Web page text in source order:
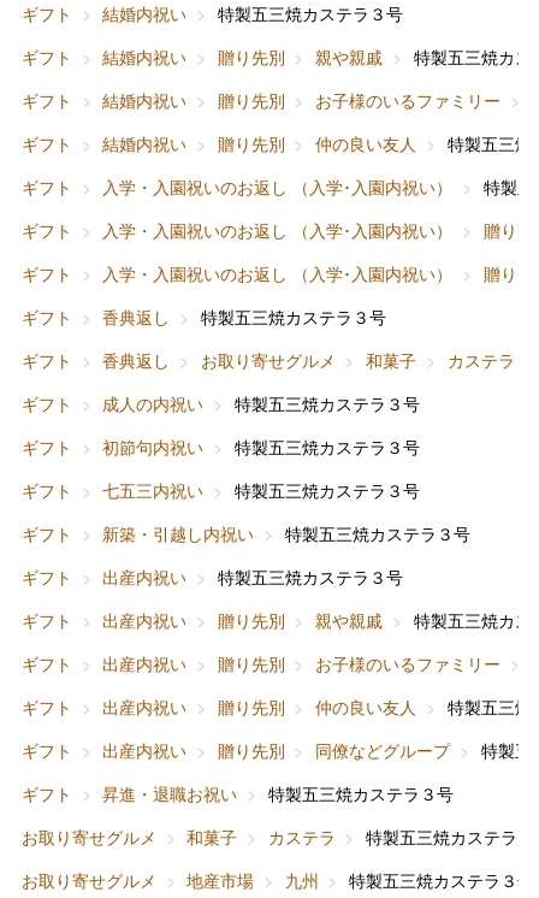
ギフト
結婚内祝い
特製五三焼カステラ３号
ギフト
結婚内祝い 贈り先別 親や親戚
特製五三焼カス
ギフト
結婚内祝い 贈り先別 お子様のいるファミリー
ギフト
結婚内祝い 贈り先別 仲の良い友人
特製五三焼
ギフト
入学・入園祝いのお返し （入学･入園内祝い）
特製
ギフト
入学・入園祝いのお返し （入学･入園内祝い）
贈り先
ギフト
入学・入園祝いのお返し （入学･入園内祝い）
贈り先
ギフト
香典返し
特製五三焼カステラ３号
ギフト
香典返し お取り寄せグルメ 和菓子
カステラ
ギフト
成人の内祝い
特製五三焼カステラ３号
ギフト
初節句内祝い
特製五三焼カステラ３号
ギフト
七五三内祝い
特製五三焼カステラ３号
ギフト
新築・引越し内祝い
特製五三焼カステラ３号
ギフト
出産内祝い
特製五三焼カステラ３号
ギフト
出産内祝い 贈り先別 親や親戚
特製五三焼カス
ギフト
出産内祝い 贈り先別 お子様のいるファミリー
ギフト
出産内祝い 贈り先別 仲の良い友人
特製五三焼
ギフト
出産内祝い 贈り先別 同僚などグループ
特製五
ギフト
昇進・退職お祝い
特製五三焼カステラ３号
お取り寄せグルメ
和菓子 カステラ
特製五三焼カステラ３
お取り寄せグルメ
地産市場 九州
特製五三焼カステラ３号
フード＆スイーツ
ファッション
ホーム＆インテリア
出産内祝い
結婚内祝い
バレンタインチョコレート
母の日
父の日
お中元